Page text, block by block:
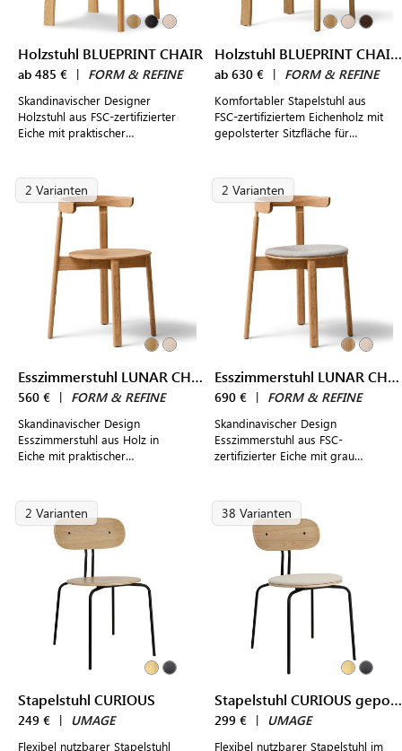
Holzstuhl BLUEPRINT CHAIR
ab 485 € | FORM & REFINE
Skandinavischer Designer
Holzstuhl aus FSC-zertifizierter
Eiche mit praktischer
Essbereiche
Holzstuhl BLUEPRINT CHAIR gepolstert
ab 630 € | FORM & REFINE
Komfortabler Stapelstuhl aus
FSC-zertifiziertem Eichenholz mit
gepolsterter Sitzfläche für
2 Varianten
Esszimmerstuhl LUNAR CHAIR
560 € | FORM & REFINE
Skandinavischer Design
Esszimmerstuhl aus Holz in
Eiche mit praktischer
Essbereiche
2 Varianten
Esszimmerstuhl LUNAR CHAIR gepolstert
690 € | FORM & REFINE
Skandinavischer Design
Esszimmerstuhl aus FSC-
zertifizierter Eiche mit grau
2 Varianten
Stapelstuhl CURIOUS
249 € | UMAGE
Flexibel nutzbarer Stapelstuhl
38 Varianten
Stapelstuhl CURIOUS gepolstert
299 € | UMAGE
Flexibel nutzbarer Stapelstuhl im